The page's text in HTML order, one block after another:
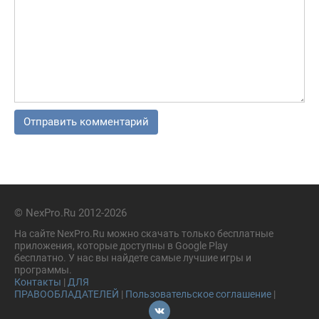
© NexPro.Ru 2012-2026
На сайте NexPro.Ru можно скачать только бесплатные
приложения, которые доступны в Google Play
бесплатно. У нас вы найдете самые лучшие игры и
программы.
Контакты | ДЛЯ
ПРАВООБЛАДАТЕЛЕЙ | Пользовательское соглашение |